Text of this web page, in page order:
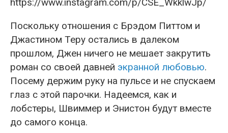
Поскольку отношения с Брэдом Питтом и
Джастином Теру остались в далеком
прошлом, Джен ничего не мешает закрутить
роман со своей давней экранной любовью.
Посему держим руку на пульсе и не спускаем
глаз с этой парочки. Надеемся, как и
лобстеры, Швиммер и Энистон будут вместе
до самого конца.